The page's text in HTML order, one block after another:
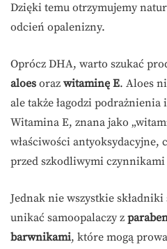
Dzięki temu otrzymujemy
odcień opalenizny.
Oprócz DHA, warto szukać
aloes oraz witaminę E. Aloes
ale także łagodzi
Witamina E, znana jako
właściwości antyoksydacyjne,
przed szkodliwymi
Jednak nie wszystkie
unikać samoopalaczy z
barwnikami, które mogą